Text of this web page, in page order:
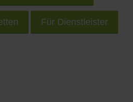
Für Dienstleister